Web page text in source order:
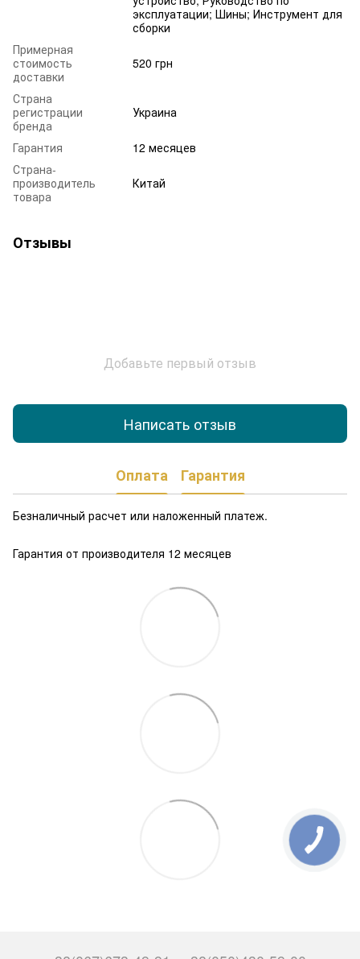
эксплуатации; Шины; Инструмент для
сборки
Примерная
стоимость
доставки
520 грн
Страна
регистрации
бренда
Украина
Гарантия
12 месяцев
Страна-
производитель
товара
Китай
Отзывы
Добавьте первый отзыв
Написать отзыв
Оплата Гарантия
Безналичный расчет или наложенный платеж.
Гарантия от производителя 12 месяцев